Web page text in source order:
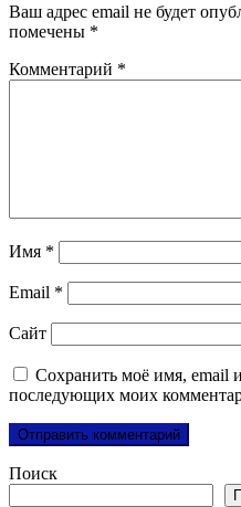
Ваш адрес email не будет
помечены *
Комментарий *
Имя *
Email *
Сайт
Сохранить моё имя, email
последующих моих
Поиск